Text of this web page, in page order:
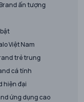
ấn tượng
Việt Nam
trẻ trung
cá tính
hiện đại
ứng dụng cao